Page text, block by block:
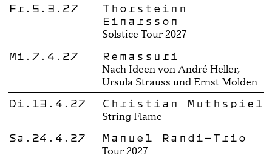
Fr.5.3.27
Thorsteinn
Einarsson
Solstice Tour 2027
Mi.7.4.27 Remassuri
Nach Ideen von André Heller,
Ursula Strauss und Ernst Molden
Di.13.4.27 Christian Muthspiel
String Flame
Sa.24.4.27 Manuel Randi-Trio
Tour 2027